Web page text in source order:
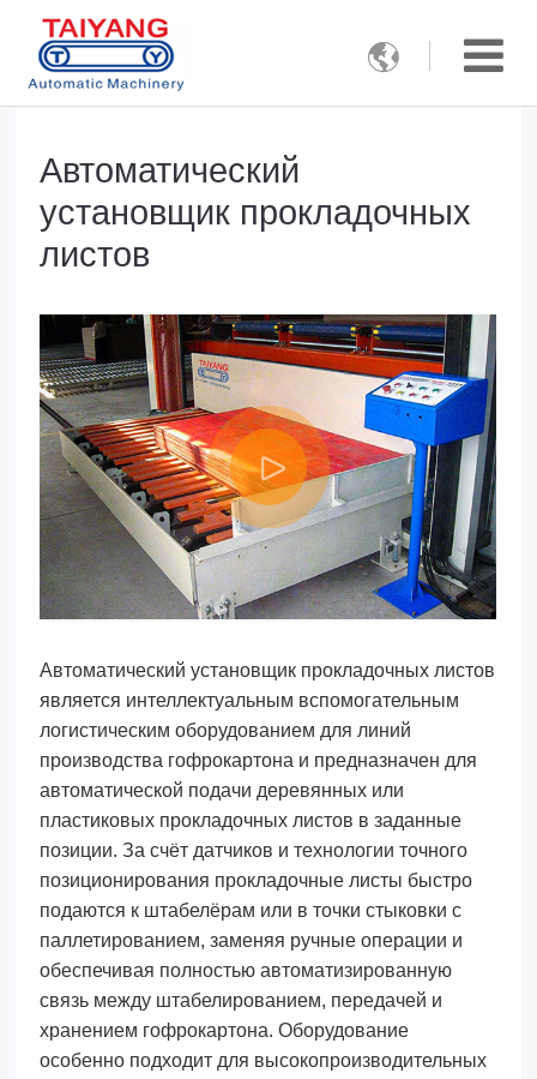

Автоматический
установщик прокладочных
листов
Автоматический установщик прокладочных листов
является интеллектуальным вспомогательным
логистическим оборудованием для линий
производства гофрокартона и предназначен для
автоматической подачи деревянных или
пластиковых прокладочных листов в заданные
позиции. За счёт датчиков и технологии точного
позиционирования прокладочные листы быстро
подаются к штабелёрам или в точки стыковки с
паллетированием, заменяя ручные операции и
обеспечивая полностью автоматизированную
связь между штабелированием, передачей и
хранением гофрокартона. Оборудование
особенно подходит для высокопроизводительных